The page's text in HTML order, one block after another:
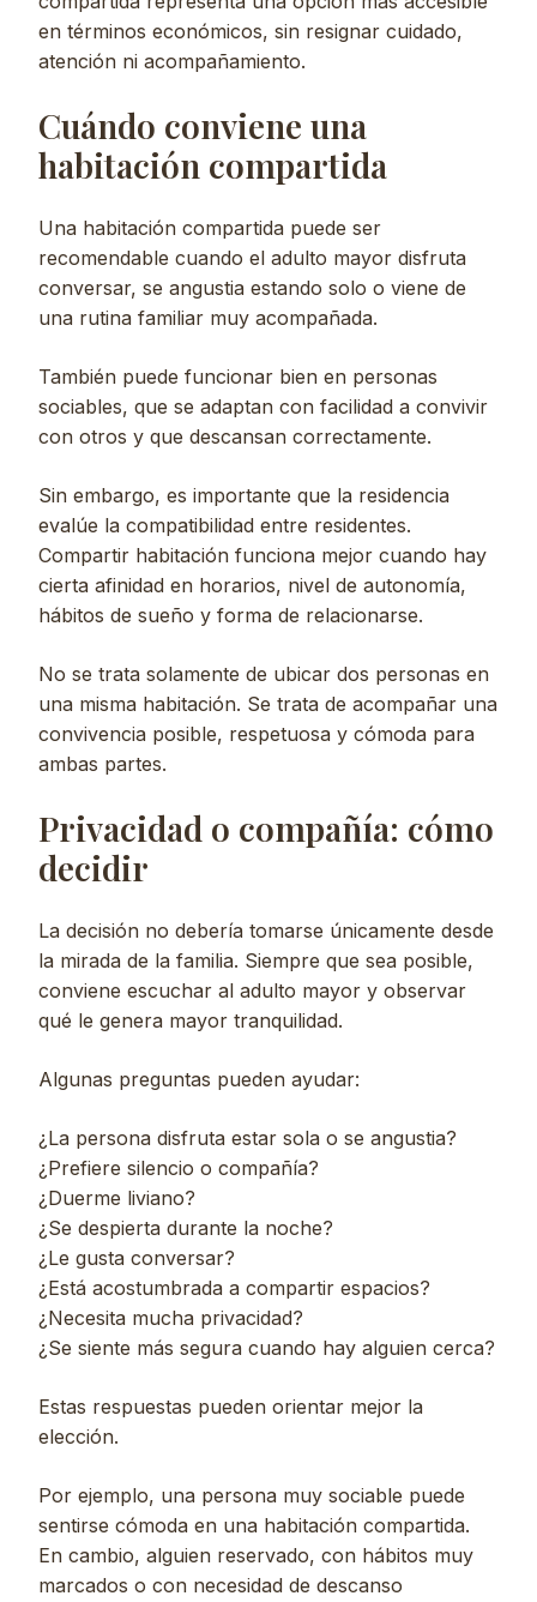
en términos económicos, sin resignar cuidado,
atención ni acompañamiento.
Cuándo conviene una
habitación compartida
Una habitación compartida puede ser
recomendable cuando el adulto mayor disfruta
conversar, se angustia estando solo o viene de
una rutina familiar muy acompañada.
También puede funcionar bien en personas
sociables, que se adaptan con facilidad a convivir
con otros y que descansan correctamente.
Sin embargo, es importante que la residencia
evalúe la compatibilidad entre residentes.
Compartir habitación funciona mejor cuando hay
cierta afinidad en horarios, nivel de autonomía,
hábitos de sueño y forma de relacionarse.
No se trata solamente de ubicar dos personas en
una misma habitación. Se trata de acompañar una
convivencia posible, respetuosa y cómoda para
ambas partes.
Privacidad o compañía: cómo
decidir
La decisión no debería tomarse únicamente desde
la mirada de la familia. Siempre que sea posible,
conviene escuchar al adulto mayor y observar
qué le genera mayor tranquilidad.
Algunas preguntas pueden ayudar:
¿La persona disfruta estar sola o se angustia?
¿Prefiere silencio o compañía?
¿Duerme liviano?
¿Se despierta durante la noche?
¿Le gusta conversar?
¿Está acostumbrada a compartir espacios?
¿Necesita mucha privacidad?
¿Se siente más segura cuando hay alguien cerca?
Estas respuestas pueden orientar mejor la
elección.
Por ejemplo, una persona muy sociable puede
sentirse cómoda en una habitación compartida.
En cambio, alguien reservado, con hábitos muy
marcados o con necesidad de descanso